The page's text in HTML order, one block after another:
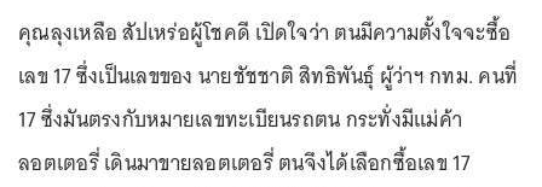
คุณลุงเหลือ สัปเหร่อผู้โชคดี เปิดใจว่า ตนมีความตั้งใจจะซื้อ
เลข 17 ซึ่งเป็นเลขของ นายชัชชาติ สิทธิพันธุ์ ผู้ว่าฯ กทม. คนที่
17 ซึ่งมันตรงกับหมายเลขทะเบียนรถตน กระทั่งมีแม่ค้า
ลอตเตอรี่ เดินมาขายลอตเตอรี่ ตนจึงได้เลือกซื้อเลข 17